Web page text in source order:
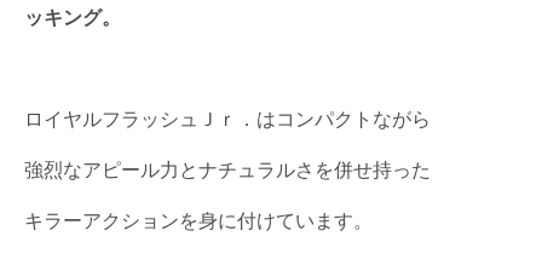
ッキング。
ロイヤルフラッシュＪｒ．はコンパクトながら
強烈なアピール力とナチュラルさを併せ持った
キラーアクションを身に付けています。